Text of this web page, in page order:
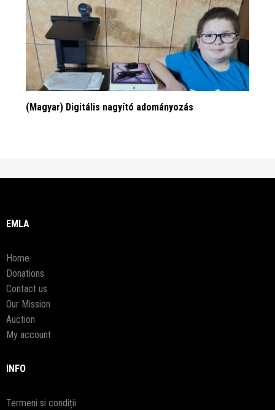
(Magyar) Digitális nagyító adományozás
EMLA
Home
Donations
Contact us
Our Mission
Auction
My account
INFO
Termeni si condiții